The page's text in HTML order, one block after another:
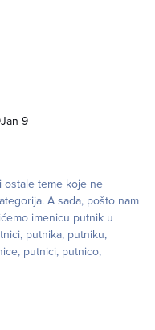
Jan 9
ostale teme koje ne
A sada, pošto nam
imenicu putnik u
putnika, putniku,
putnici, putnico,